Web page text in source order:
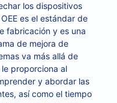
los dispositivos
es el estándar de
fabricación y es una
de mejora de
va más allá de
proporciona al
y abordar las
así como el tiempo